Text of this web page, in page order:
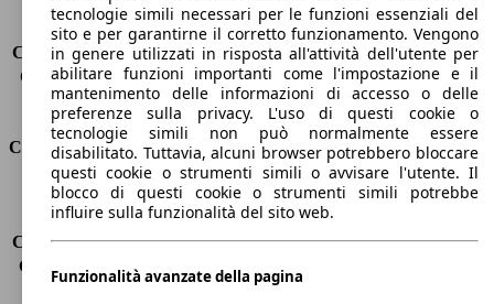
Carico sul tetto
-
Capacità di traino (senza freni) -
Capacità di traino (con freni)
1200 kg
Volume del bagagliaio
600 - 1653 l
Consumi
Emissioni di CO2*
96 g/km (komb.)
Consumo (urbano)
4.0 l/100km
Consumo (extra-urbano) 3.5 l/100km
Consumo (combinato)*
3.6 l/100km
tecnologie simili necessari per le funzioni essenziali del
sito e per garantirne il corretto funzionamento. Vengono
in genere utilizzati in risposta all'attività dell'utente per
abilitare funzioni importanti come l'impostazione e il
mantenimento delle informazioni di accesso o delle
preferenze sulla privacy. L'uso di questi cookie o
tecnologie simili non può normalmente essere
disabilitato. Tuttavia, alcuni browser potrebbero bloccare
questi cookie o strumenti simili o avvisare l'utente. Il
blocco di questi cookie o strumenti simili potrebbe
influire sulla funzionalità del sito web.
Funzionalità avanzate della pagina